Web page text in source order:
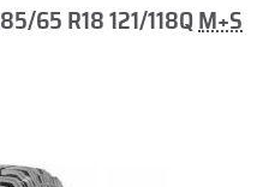
65 R18 121/118Q M+S